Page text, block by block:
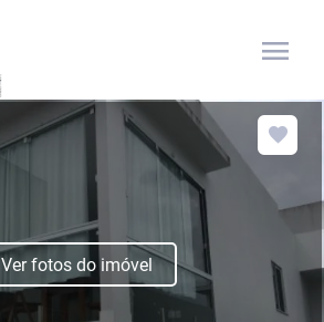
menu
Ver fotos do imóvel